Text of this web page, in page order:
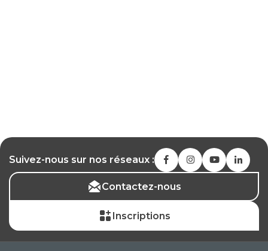
Suivez-nous sur nos réseaux :
Contactez-nous
Inscriptions